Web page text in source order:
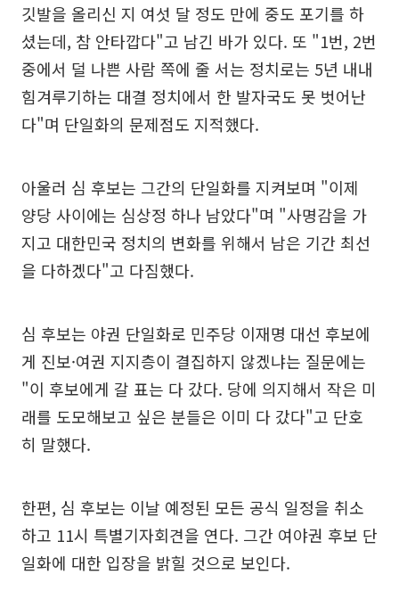
깃발을 올리신 지 여섯 달 정도 만에 중도 포기를 하
셨는데, 참 안타깝다"고 남긴 바가 있다. 또 "1번, 2번
중에서 덜 나쁜 사람 쪽에 줄 서는 정치로는 5년 내내
힘겨루기하는 대결 정치에서 한 발자국도 못 벗어난
다"며 단일화의 문제점도 지적했다.
아울러 심 후보는 그간의 단일화를 지켜보며 "이제
양당 사이에는 심상정 하나 남았다"며 "사명감을 가
지고 대한민국 정치의 변화를 위해서 남은 기간 최선
을 다하겠다"고 다짐했다.
심 후보는 야권 단일화로 민주당 이재명 대선 후보에
게 진보·여권 지지층이 결집하지 않겠냐는 질문에는
"이 후보에게 갈 표는 다 갔다. 당에 의지해서 작은 미
래를 도모해보고 싶은 분들은 이미 다 갔다"고 단호
히 말했다.
한편, 심 후보는 이날 예정된 모든 공식 일정을 취소
하고 11시 특별기자회견을 연다. 그간 여야권 후보 단
일화에 대한 입장을 밝힐 것으로 보인다.